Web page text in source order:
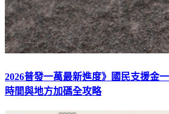
2026普發一萬最新進度》國民支援金